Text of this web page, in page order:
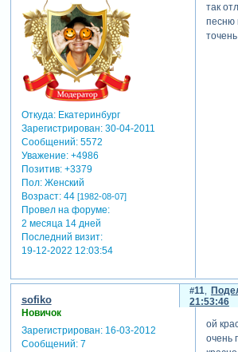
Откуда:Екатеринбург
Зарегистрирован: 30-04-2011
Сообщений:5572
Уважение: +4986
Позитив: +3379
Пол:Женский
Возраст:44 [1982-08-07]
Провел на форуме:
2 месяца 14 дней
Последний визит:
19-12-2022 12:03:54
так
песню
11
21:53:46
sofiko
Новичок
Зарегистрирован: 16-03-2012
Сообщений:7
ой
очень